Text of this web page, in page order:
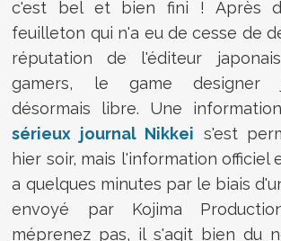
c'est bel et bien fini ! Après
feuilleton qui n'a eu de cesse de
réputation de l'éditeur
gamers, le game designer
désormais libre. Une
sérieux journal Nikkei s'est
hier soir, mais l'information officiel
a quelques minutes par le biais
envoyé par Kojima
méprenez pas, il s'agit bien du